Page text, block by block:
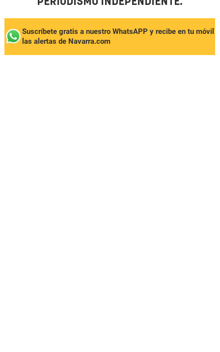
Suscríbete gratis a nuestro WhatsAPP y recibe en tu móvil
las alertas de Navarra.com